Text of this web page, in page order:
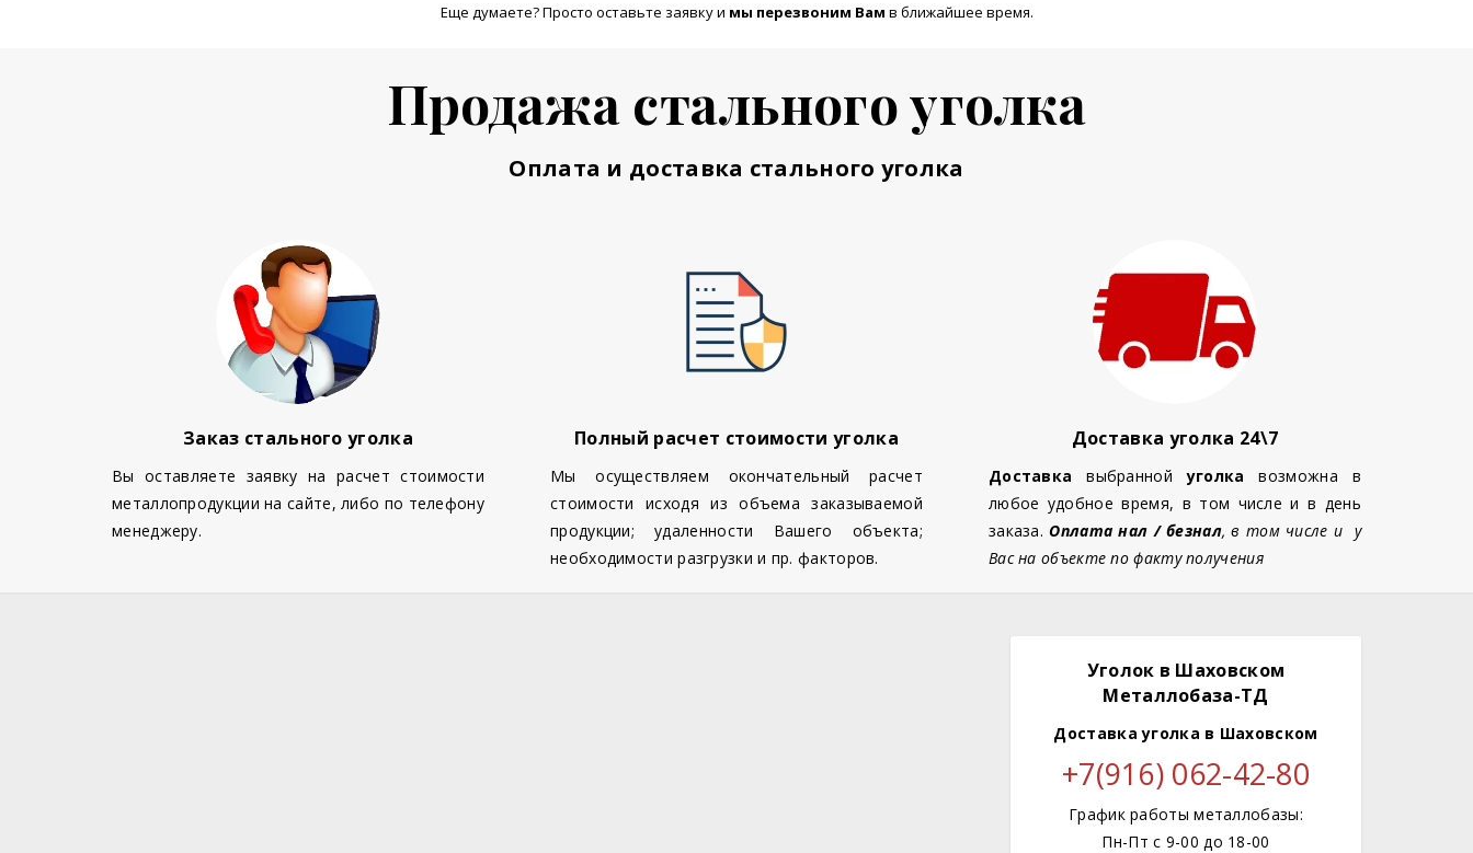
Еще думаете? Просто оставьте заявку и мы перезвоним Вам в ближайшее время.
Продажа стального уголка
Оплата и доставка стального уголка
Заказ стального уголка
Вы оставляете заявку на расчет стоимости
металлопродукции на сайте, либо по телефону
менеджеру.
Полный расчет стоимости уголка
Мы осуществляем окончательный расчет
стоимости исходя из объема заказываемой
продукции; удаленности Вашего объекта;
необходимости разгрузки и пр. факторов.
Доставка уголка 24\7
Доставка выбраннойуголка возможна в
любое удобное время, в том числе и в день
заказа.Оплата нал / безнал, в том числе и у
Вас на объекте по факту получения
Уголок в Шаховском
Металлобаза-ТД
Доставка уголка в Шаховском
+7(916) 062-42-80
График работы металлобазы:
Пн-Пт с 9-00 до 18-00